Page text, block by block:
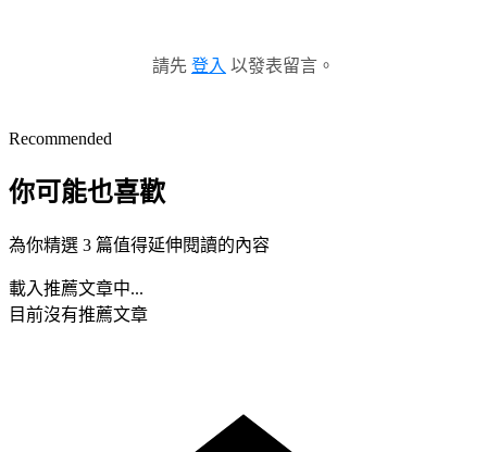
請先 登入 以發表留言。
Recommended
你可能也喜歡
為你精選 3 篇值得延伸閱讀的內容
載入推薦文章中...
目前沒有推薦文章